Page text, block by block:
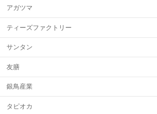
アガツマ
ティーズファクトリー
サンタン
友膳
銀鳥産業
タピオカ